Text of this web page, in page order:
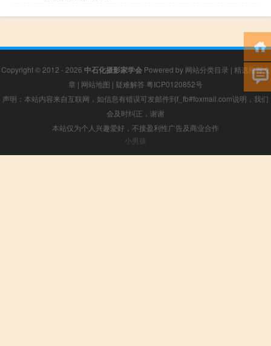
Copyright © 2012 - 2026 中石化摄影家学会Powered by 网站分类目录 | 精选推荐文
章 | 网站地图 | 疑难解答 粤ICP0120852号
声明：本站内容来自互联网，如信息有错误可发邮件到f_fb#foxmail.com说明，我们
会及时纠正，谢谢
本站仅为个人兴趣爱好，不接盈利性广告及商业合作
小男孩